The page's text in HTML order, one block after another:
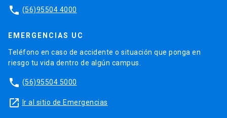
phone (56)95504 4000
EMERGENCIAS UC
Teléfono en caso de accidente o situación que ponga en
riesgo tu vida dentro de algún campus.
phone (56)95504 5000
launch Ir al sitio de Emergencias